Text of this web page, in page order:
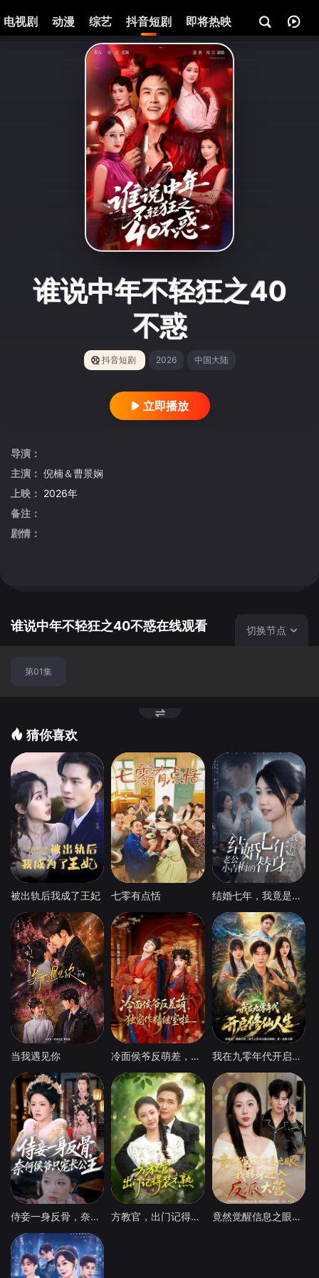
电视剧 动漫 综艺 抖音短剧 即将热映 资讯
谁说中年不轻狂之40
不惑
抖音短剧 2026 中国大陆
立即播放
导演：
主演： 倪楠＆曹景娴
上映： 2026年
备注：
剧情：
谁说中年不轻狂之40不惑在线观看 切换节点
第01集
猜你喜欢
被出轨后我成了王妃 七零有点恬 结婚七年，我竟是老公小青梅的替身
当我遇见你 冷面侯爷反萌差，独宠作精继室啦 我在九零年代开启修仙人生
侍妾一身反骨，奈何侯爷只宠长公主 方教官，出门记得装不熟 竟然觉醒信息之眼，我转身进入反派大营